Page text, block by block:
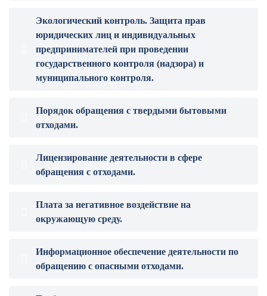
Экологический контроль. Защита прав
юридических лиц и индивидуальных
предпринимателей при проведении
государственного контроля (надзора) и
муниципального контроля.
Порядок обращения с твердыми бытовыми
отходами.
Лицензирование деятельности в сфере
обращения с отходами.
Плата за негативное воздействие на
окружающую среду.
Информационное обеспечение деятельности по
обращению с опасными отходами.